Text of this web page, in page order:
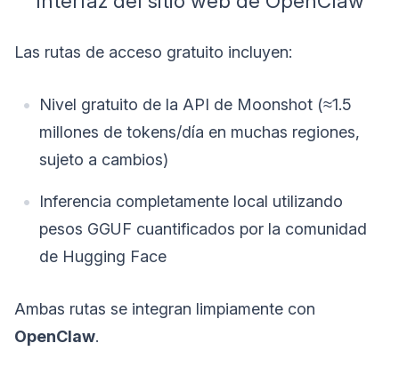
Las rutas de acceso gratuito incluyen:
Nivel gratuito de la API de Moonshot (≈1.5
millones de tokens/día en muchas regiones,
sujeto a cambios)
Inferencia completamente local utilizando
pesos GGUF cuantificados por la comunidad
de Hugging Face
Ambas rutas se integran limpiamente con
OpenClaw.